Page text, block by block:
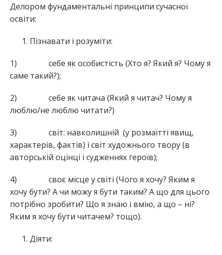
Делором фундаментальні принципи сучасної
освіти:
Пізнавати і розуміти:
1) себе як особистість (Хто я? Який я? Чому я
саме такий?);
2) себе як читача (Який я читач? Чому я
люблю/не люблю читати?)
3) світ: навколишній (у розмаїтті явищ,
характерів, фактів) і світ художнього твору (в
авторській оцінці і судженнях героїв);
4) своє місце у світі (Чого я хочу? Яким я
хочу бути? А чи можу я бути таким? А що для цього
потрібно зробити? Що я знаю і вмію, а що – ні?
Яким я хочу бути читачем? тощо).
Діяти: